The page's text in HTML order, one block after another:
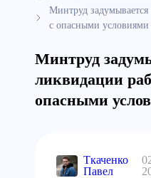
Минтруд
с опасными условиями
Минтруд
ликвидации
опасными
Ткаченко
Павел